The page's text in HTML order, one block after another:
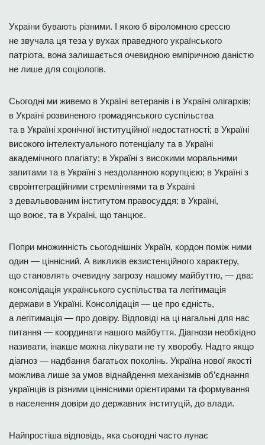
України бувають різними. І якою б віроломною єрессю
не звучала ця теза у вухах праведного українського
патріота, вона залишається очевидною емпіричною даністю
не лише для соціологів.
Сьогодні ми живемо в Україні ветеранів і в Україні олігархів;
в Україні розвиненого громадянського суспільства
та в Україні хронічної інституційної недостатності; в Україні
високого інтелектуального потенціалу та в Україні
академічного плагіату; в Україні з високими моральними
запитами та в Україні з нездоланною корупцією; в Україні з
євроінтеграційними стремліннями та в Україні
з девальвованим інститутом правосуддя; в Україні,
що воює, та в Україні, що танцює.
Попри множинність сьогоднішніх Україн, кордон поміж ними
один — ціннісний. А викликів екзистенційного характеру,
що становлять очевидну загрозу нашому майбуттю, — два:
консолідація українського суспільства та легітимація
держави в Україні. Консолідація — це про єдність,
а легітимація — про довіру. Відповіді на ці нагальні для нас
питання — координати нашого майбуття. Діагнози необхідно
називати, інакше можна лікувати не ту хворобу. Надто якщо
діагноз — надбання багатьох поколінь. Україна нової якості
можлива лише за умов віднайдення механізмів об’єднання
українців із різними ціннісними орієнтирами та формування
в населення довіри до державних інституцій, до влади.
Найпростіша відповідь, яка сьогодні часто лунає